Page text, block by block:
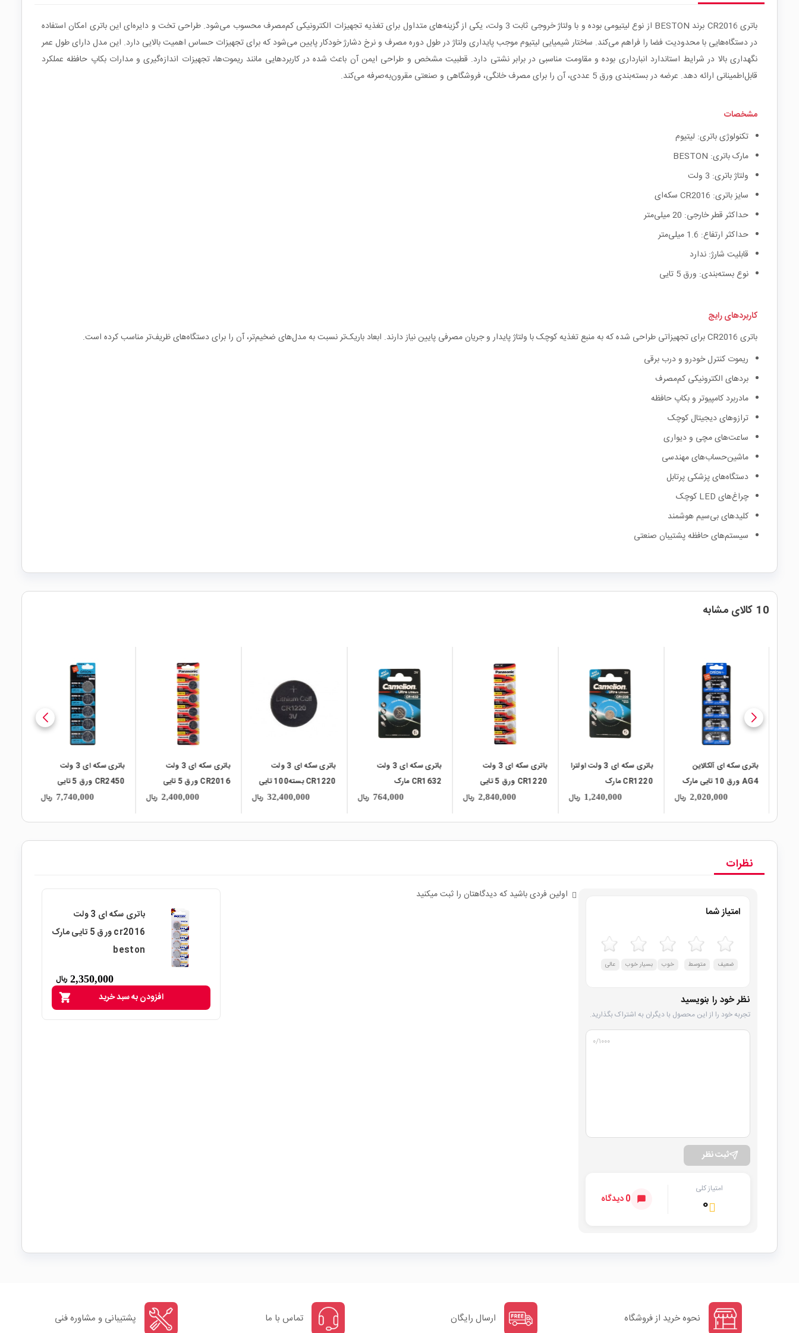
باتری CR2016 برند BESTON از نوع لیتیومی بوده و با ولتاژ خروجی ثابت 3 ولت، یکی از گزینه‌های متداول برای تغذیه تجهیزات الکترونیکی کم‌مصرف محسوب می‌شود. طراحی تخت و دایره‌ای این باتری امکان استفاده
در دستگاه‌هایی با محدودیت فضا را فراهم می‌کند. ساختار شیمیایی لیتیوم موجب پایداری ولتاژ در طول دوره مصرف و نرخ دشارژ خودکار پایین می‌شود که برای تجهیزات حساس اهمیت بالایی دارد. این مدل دارای طول عمر
نگهداری بالا در شرایط استاندارد انبارداری بوده و مقاومت مناسبی در برابر نشتی دارد. قطبیت مشخص و طراحی ایمن آن باعث شده در کاربردهایی مانند ریموت‌ها، تجهیزات اندازه‌گیری و مدارات بکاپ حافظه عملکرد
قابل‌اطمینانی ارائه دهد. عرضه در بسته‌بندی ورق 5 عددی، آن را برای مصرف خانگی، فروشگاهی و صنعتی مقرون‌به‌صرفه می‌کند.
مشخصات
تکنولوژی باتری: لیتیوم
مارک باتری: BESTON
ولتاژ باتری: 3 ولت
سایز باتری: CR2016 سکه‌ای
حداکثر قطر خارجی: 20 میلی‌متر
حداکثر ارتفاع: 1.6 میلی‌متر
قابلیت شارژ: ندارد
نوع بسته‌بندی: ورق 5 تایی
کاربردهای رایج
باتری CR2016 برای تجهیزاتی طراحی شده که به منبع تغذیه کوچک با ولتاژ پایدار و جریان مصرفی پایین نیاز دارند. ابعاد باریک‌تر نسبت به مدل‌های ضخیم‌تر، آن را برای دستگاه‌های ظریف‌تر مناسب کرده است.
ریموت کنترل خودرو و درب برقی
بردهای الکترونیکی کم‌مصرف
مادربرد کامپیوتر و بکاپ حافظه
ترازوهای دیجیتال کوچک
ساعت‌های مچی و دیواری
ماشین‌حساب‌های مهندسی
دستگاه‌های پزشکی پرتابل
چراغ‌های LED کوچک
کلیدهای بی‌سیم هوشمند
سیستم‌های حافظه پشتیبان صنعتی
10 کالای مشابه
باتری سکه ای 3 ولت اولترا
CR1220 مارک
Camelion
1,240,000 ریال
باتری سکه ای 3 ولت
2,840,000 ریال
باتری سکه ای 3 ولت
CR1632 مارک
Camelion
764,000 ریال
باتری سکه ای 3 ولت
CR1220 بسته100 تایی
32,400,000 ریال
باتری سکه ای 3 ولت
CR2016 ورق 5 تایی
2,400,000 ریال
باتری سکه ای 3 ولت
CR2450 ورق 5 تایی
7,740,000 ریال
باتری سکه ای 3 ولت اولترا
CR2032 مارک
Camelion
1,140,000 ریال
نظرات
امتیاز شما
ضعیف متوسط خوب بسیار خوب عالی
نظر خود را بنویسید
تجربه خود را از این محصول با دیگران به اشتراک بگذارید.
۰/۱۰۰۰
ثبت نظر
امتیاز کلی
۰ 0 دیدگاه
اولین فردی باشید که دیدگاهتان را ثبت میکنید
باتری سکه ای 3 ولت
cr2016 ورق 5 تایی مارک
beston
2,350,000 ریال
shopping_cart افزودن به سبد خرید
نحوه خرید از فروشگاه ارسال رایگان تماس با ما پشتیبانی و مشاوره فنی